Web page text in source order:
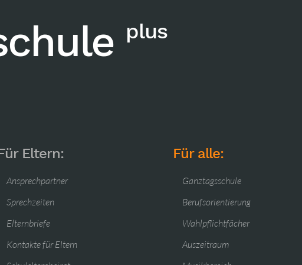
plus
Eltern:
Ansprechpartner
Sprechzeiten
Elternbriefe
Kontakte für Eltern
Für alle:
Ganztagsschule
Berufsorientierung
Wahlpflichtfächer
Auszeitraum